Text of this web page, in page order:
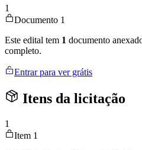
1
Documento 1
Este edital tem 1 documento
completo.
Entrar para ver grátis
Itens da licitação
1
Item 1